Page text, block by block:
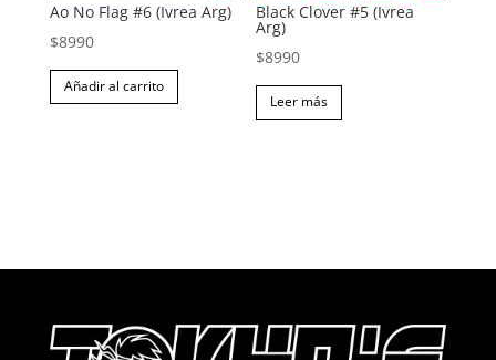
Ao No Flag #6 (Ivrea Arg)
$8990
Añadir al carrito
Black Clover #5 (Ivrea
Arg)
$8990
Leer más